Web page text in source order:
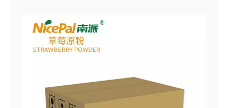
замораживают при -38 ° C и сохраняют при -18 °
C. Весь процесс, от приготовления сока до
замерзания, завершается в течение 30 минут,
и богатого питания. Этот продукт, свободный от
добавок, искусственных сущностей,
консервантов и искусственных окрасок, на 100%